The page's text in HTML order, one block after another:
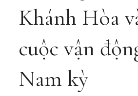
Khánh Hòa
cuộc vận
Nam kỳ